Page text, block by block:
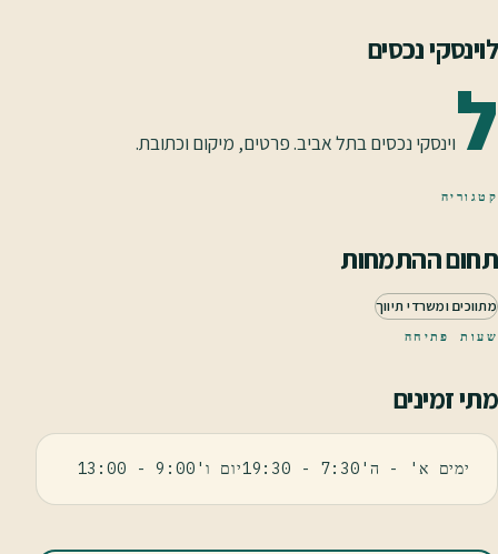
לוינסקי נכסים
לוינסקי נכסים בתל אביב. פרטים, מיקום וכתובת.
קטגוריה
תחום ההתמחות
מתווכים ומשרדי תיווך
שעות פתיחה
מתי זמינים
ימים א' - ה'7:30 - 19:30יום ו'9:00 - 13:00